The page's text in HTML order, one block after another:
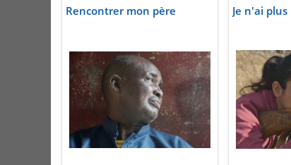
Rencontrer mon père Je n'ai